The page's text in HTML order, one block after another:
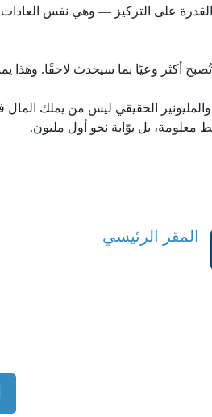
والقدرة على التركيز — وهي نفس
تُصبح أكثر وعيًا بما سيحدث لاحقًا.
والمليونير الحقيقي ليس من يملك
معلومة، بل بوّابة نحو أول مليون.
المقر الرئيسي